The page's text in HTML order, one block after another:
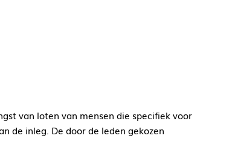
van loten van mensen die specifiek voor
de inleg. De door de leden gekozen